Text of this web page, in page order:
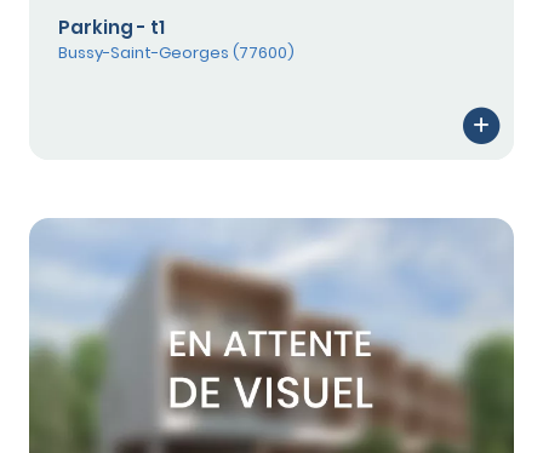
Parking - t1
Bussy-Saint-Georges (77600)